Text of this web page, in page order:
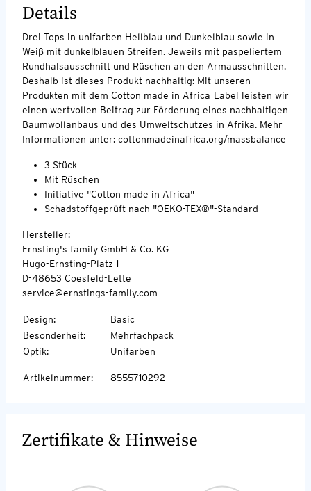
Details
Drei Tops in unifarben Hellblau und Dunkelblau sowie in
Weiß mit dunkelblauen Streifen. Jeweils mit paspeliertem
Rundhalsausschnitt und Rüschen an den Armausschnitten.
Deshalb ist dieses Produkt nachhaltig: Mit unseren
Produkten mit dem Cotton made in Africa-Label leisten wir
einen wertvollen Beitrag zur Förderung eines nachhaltigen
Baumwollanbaus und des Umweltschutzes in Afrika. Mehr
Informationen unter: cottonmadeinafrica.org/massbalance
3 Stück
Mit Rüschen
Initiative "Cotton made in Africa"
Schadstoffgeprüft nach "OEKO-TEX®"-Standard
Hersteller:
Ernsting's family GmbH & Co. KG
Hugo-Ernsting-Platz 1
D-48653 Coesfeld-Lette
service@ernstings-family.com
Design:
Basic
Besonderheit:
Mehrfachpack
Optik: Unifarben
Artikelnummer: 8555710292
Zertifikate & Hinweise